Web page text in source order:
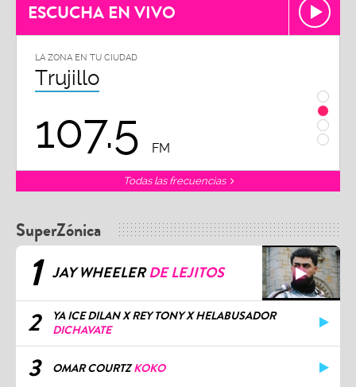
ESCUCHA EN VIVO
Todas las frecuencias
SuperZónica
1 JAY WHEELERDE LEJITOS
2
YA ICE DILAN X REY TONY X HELABUSADOR
DICHAVATE
3 OMAR COURTZKOKO